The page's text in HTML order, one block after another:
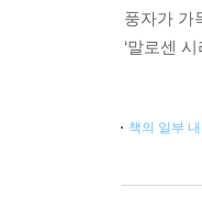
풍자가 가
‘말로센
책의 일부